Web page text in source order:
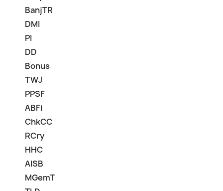
BanjTR
DMI
PI
DD
Bonus
TWJ
PPSF
ABFi
ChkCC
RCry
HHC
AISB
MGemT